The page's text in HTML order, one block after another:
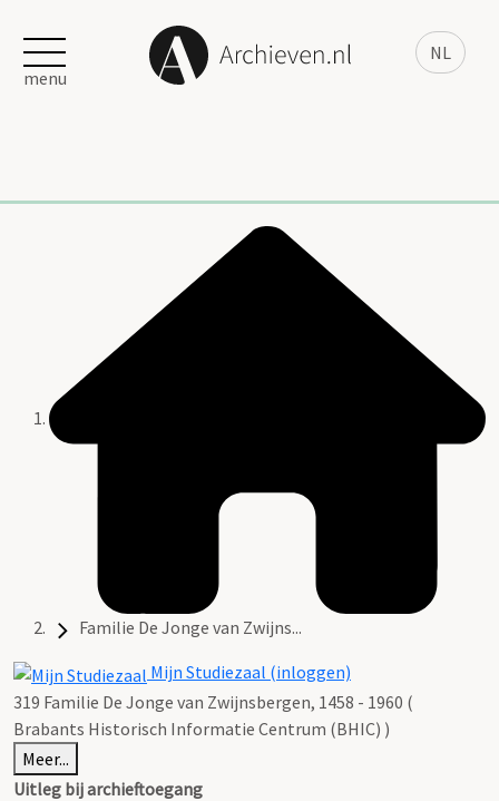
NL
menu
Familie De Jonge van Zwijns...
Mijn Studiezaal (inloggen)
319 Familie De Jonge van Zwijnsbergen, 1458 - 1960 (
Brabants Historisch Informatie Centrum (BHIC) )
Meer...
Uitleg bij archieftoegang